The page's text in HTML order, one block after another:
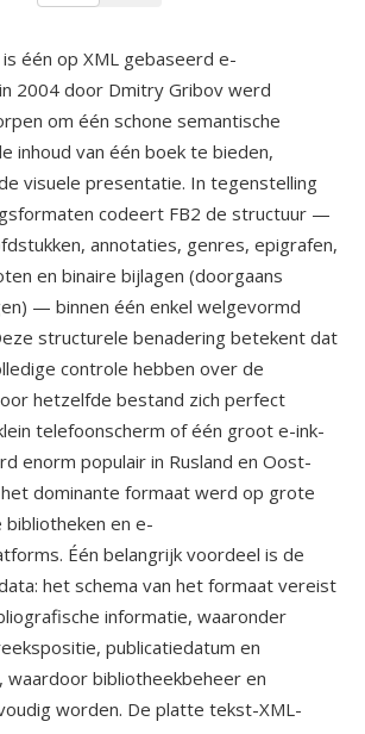
is één op XML gebaseerd e-
2004 door Dmitry Gribov werd
om één schone semantische
inhoud van één boek te bieden,
visuele presentatie. In tegenstelling
codeert FB2 de structuur —
annotaties, genres, epigrafen,
en binaire bijlagen (doorgaans
— binnen één enkel welgevormd
structurele benadering betekent dat
controle hebben over de
hetzelfde bestand zich perfect
telefoonscherm of één groot e-ink-
enorm populair in Rusland en Oost-
dominante formaat werd op grote
bibliotheken en e-
Één belangrijk voordeel is de
het schema van het formaat vereist
informatie, waaronder
publicatiedatum en
waardoor bibliotheekbeheer en
worden. De platte tekst-XML-